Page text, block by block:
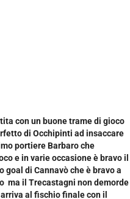
con un buone trame di gioco
di Occhipinti ad insaccare
portiere Barbaro che
e in varie occasione è bravo il
goal di Cannavò che è bravo a
ma il Trecastagni non demorde
al fischio finale con il